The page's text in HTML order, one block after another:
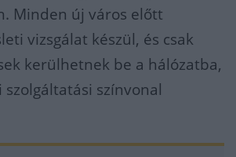
Minden új város előtt
vizsgálat készül, és csak
kerülhetnek be a hálózatba,
színvonal